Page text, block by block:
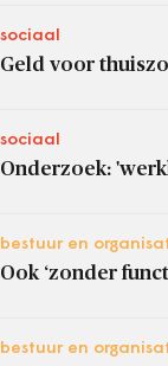
sociaal
Geld voor
sociaal
Onderzoek:
bestuur en
Ook ‘zonder
bestuur en